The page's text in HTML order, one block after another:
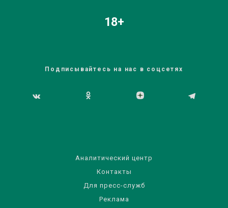
18+
Подписывайтесь на нас в соцсетях
Аналитический центр
Контакты
Для пресс-служб
Реклама